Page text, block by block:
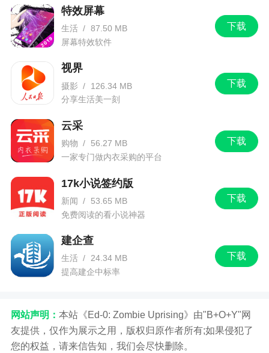
下载
特效屏幕
生活 / 87.50 MB
屏幕特效软件
下载
视界
摄影 /
126.34 MB
分享生活美一刻
下载
云采
购物 /
56.27 MB
一家专门做内衣采购的平台
下载
17k小说签约版
新闻 /
53.65 MB
免费阅读的看小说神器
下载
建企查
生活 / 24.34 MB
提高建企中标率
网站声明： 本站《Ed-0: Zombie Uprising》由"B+O+Y"网
友提供，仅作为展示之用，版权归原作者所有;如果侵犯了
您的权益，请来信告知，我们会尽快删除。